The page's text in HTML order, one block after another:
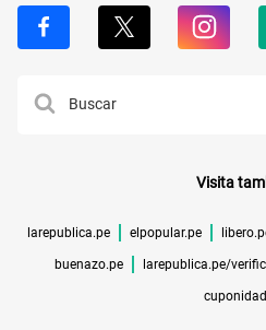
Visita
larepublica.pe elpopular.pe
buenazo.pe larepublica.pe/